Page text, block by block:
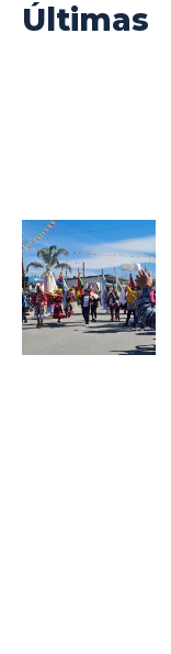
Últimas